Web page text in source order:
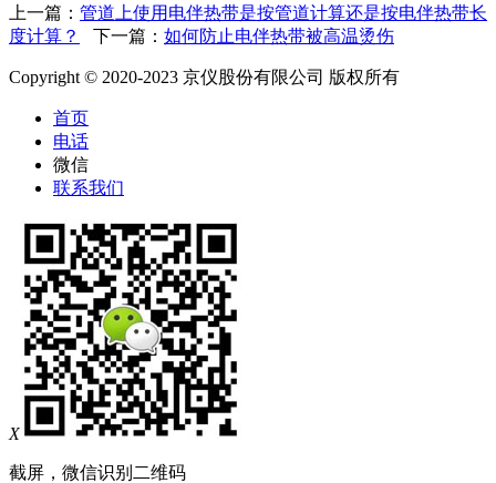
上一篇： 管道上使用电伴热带是按管道计算还是按电伴热带长
度计算？
下一篇： 如何防止电伴热带被高温烫伤
Copyright © 2020-2023 京仪股份有限公司 版权所有
首页
电话
微信
联系我们
X
截屏，微信识别二维码